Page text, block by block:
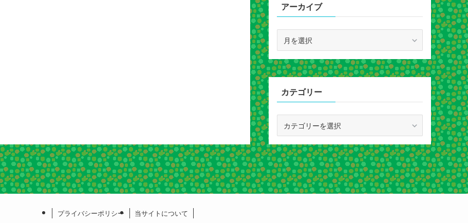
アーカイブ
カ
イ
ブ
カテゴリー
ゴ
リ
ー
プライバシーポリシー 当サイトについて